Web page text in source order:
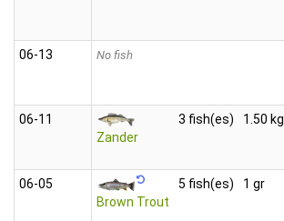
06‑13 No fish
06‑11
Zander
3 fish(es) 1.50 kg
06‑05
Brown Trout
5 fish(es) 1 gr